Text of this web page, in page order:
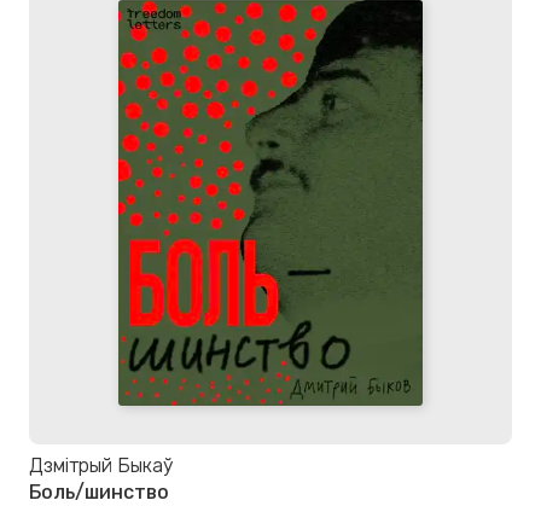
Дзмітрый Быкаў
Боль/шинство